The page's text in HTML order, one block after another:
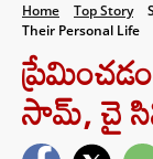
Home Top Story
Their Personal Life
సామ్, చై